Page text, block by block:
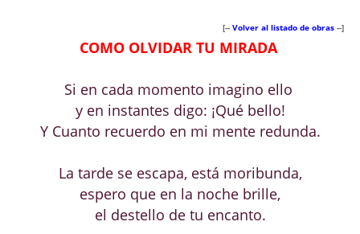
[-- Volver al listado de obras --]
COMO OLVIDAR TU MIRADA
Si en cada momento imagino ello
y en instantes digo: ¡Qué bello!
Y Cuanto recuerdo en mi mente redunda.
La tarde se escapa, está moribunda,
espero que en la noche brille,
el destello de tu encanto.